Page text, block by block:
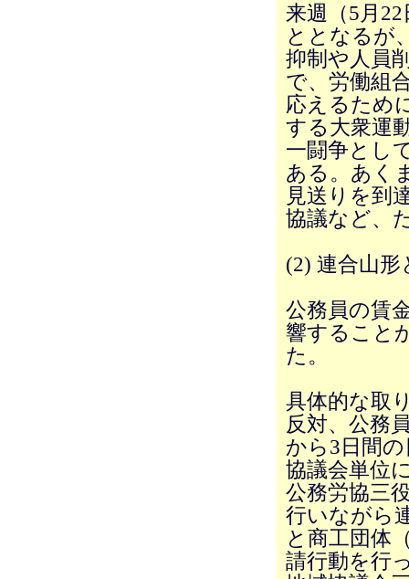
来週（5月
ととなるが
抑制や人員
で、労働組
応えるため
する大衆運
一闘争とし
ある。あく
見送りを到
協議など、
(2) 連合山形
公務員の賃
響すること
た。
具体的な取
反対、公務
から3日間
協議会単位
公務労協三
行いながら
と商工団体
請行動を行